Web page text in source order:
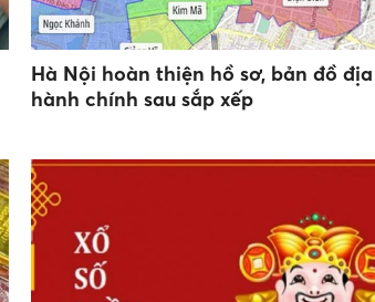
Hà Nội hoàn thiện hồ sơ, bản đồ
hành chính sau sắp xếp